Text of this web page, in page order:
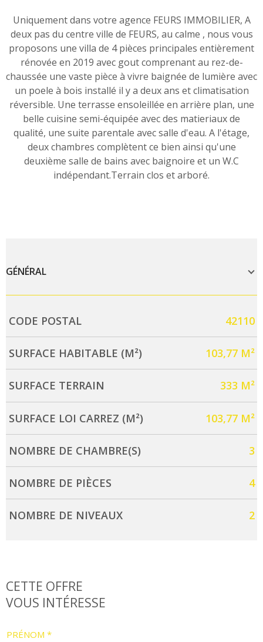
Uniquement dans votre agence FEURS IMMOBILIER, A
deux pas du centre ville de FEURS, au calme , nous vous
proposons une villa de 4 pièces principales entièrement
rénovée en 2019 avec gout comprenant au rez-de-
chaussée une vaste pièce à vivre baignée de lumière avec
un poele à bois installé il y a deux ans et climatisation
réversible. Une terrasse ensoleillée en arrière plan, une
belle cuisine semi-équipée avec des matieriaux de
qualité, une suite parentale avec salle d'eau. A l'étage,
deux chambres complètent ce bien ainsi qu'une
deuxième salle de bains avec baignoire et un W.C
indépendant.Terrain clos et arboré.
GÉNÉRAL
Caractérisque Valeurs
CODE POSTAL 42110
SURFACE HABITABLE (M²) 103,77 M²
SURFACE TERRAIN 333 M²
SURFACE LOI CARREZ (M²) 103,77 M²
NOMBRE DE CHAMBRE(S) 3
NOMBRE DE PIÈCES 4
NOMBRE DE NIVEAUX 2
CETTE OFFRE
VOUS INTÉRESSE
PRÉNOM *